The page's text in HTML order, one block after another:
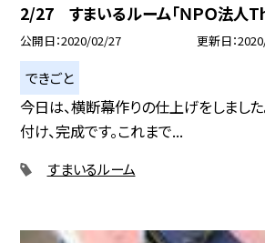
2/27 すまいるルーム「ＮＰＯ法人
公開日 2020/02/27 更新日
できごと
今日は、横断幕作りの仕上げをしまし
付け、完成です。これまで...
すまいるルーム